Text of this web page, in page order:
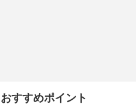
おすすめポイント